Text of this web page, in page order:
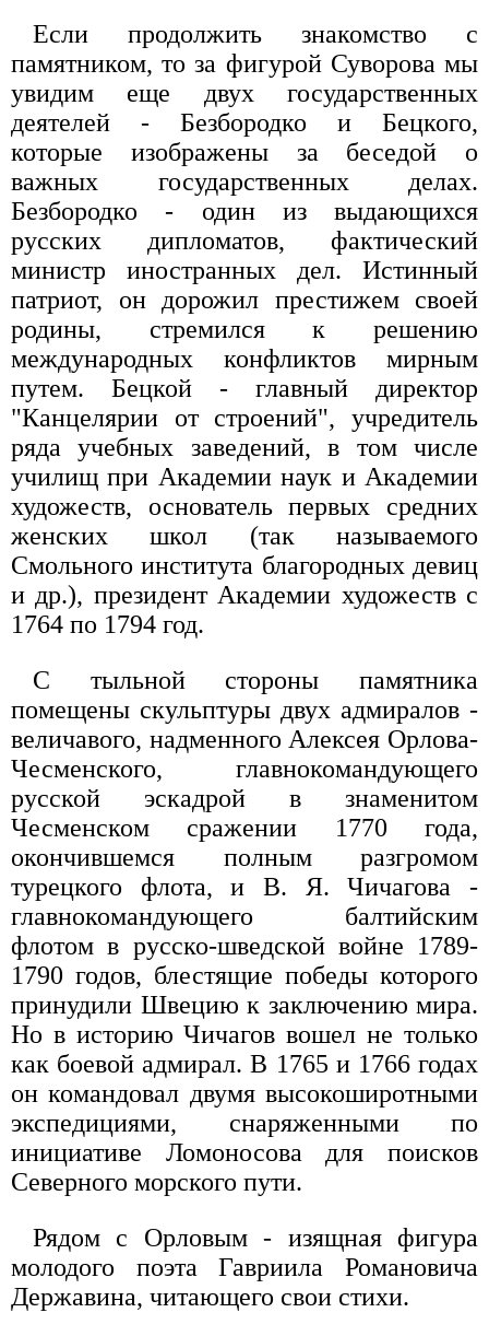
Если продолжить знакомство с
памятником, то за фигурой Суворова мы
увидим еще двух государственных
деятелей - Безбородко и Бецкого,
которые изображены за беседой о
важных государственных делах.
Безбородко - один из выдающихся
русских дипломатов, фактический
министр иностранных дел. Истинный
патриот, он дорожил престижем своей
родины, стремился к решению
международных конфликтов мирным
путем. Бецкой - главный директор
"Канцелярии от строений", учредитель
ряда учебных заведений, в том числе
училищ при Академии наук и Академии
художеств, основатель первых средних
женских школ (так называемого
Смольного института благородных девиц
и др.), президент Академии художеств с
1764 по 1794 год.
С тыльной стороны памятника
помещены скульптуры двух адмиралов -
величавого, надменного Алексея Орлова-
Чесменского, главнокомандующего
русской эскадрой в знаменитом
Чесменском сражении 1770 года,
окончившемся полным разгромом
турецкого флота, и В. Я. Чичагова -
главнокомандующего балтийским
флотом в русско-шведской войне 1789-
1790 годов, блестящие победы которого
принудили Швецию к заключению мира.
Но в историю Чичагов вошел не только
как боевой адмирал. В 1765 и 1766 годах
он командовал двумя высокоширотными
экспедициями, снаряженными по
инициативе Ломоносова для поисков
Северного морского пути.
Рядом с Орловым - изящная фигура
молодого поэта Гавриила Романовича
Державина, читающего свои стихи.